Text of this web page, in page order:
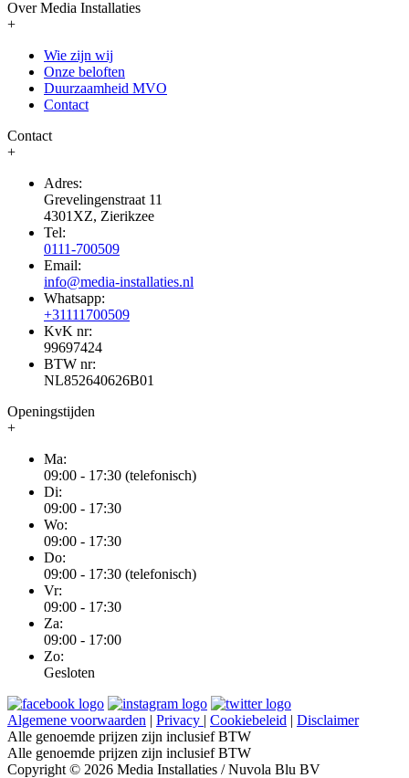
Over Media Installaties
+
Wie zijn wij
Onze beloften
Duurzaamheid MVO
Contact
Contact
+
Adres:
Grevelingenstraat 11
4301XZ, Zierikzee
Tel:
0111-700509
Email:
info@media-installaties.nl
Whatsapp:
+31111700509
KvK nr:
99697424
BTW nr:
NL852640626B01
Openingstijden
+
Ma:
09:00 - 17:30 (telefonisch)
Di:
09:00 - 17:30
Wo:
09:00 - 17:30
Do:
09:00 - 17:30 (telefonisch)
Vr:
09:00 - 17:30
Za:
09:00 - 17:00
Zo:
Gesloten
Algemene voorwaarden | Privacy | Cookiebeleid | Disclaimer
Alle genoemde prijzen zijn inclusief BTW
Alle genoemde prijzen zijn inclusief BTW
Copyright © 2026 Media Installaties / Nuvola Blu BV